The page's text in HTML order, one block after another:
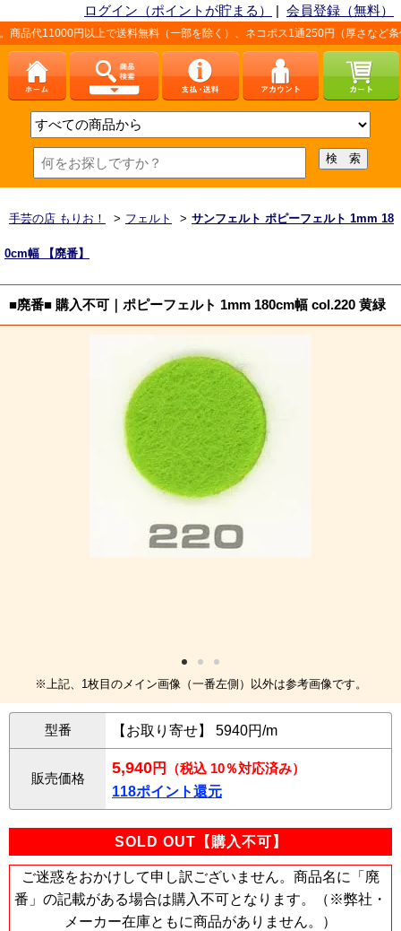
ログイン（ポイントが貯まる） | 会員登録（無料）
上で送料無料（一部を除く）、ネコポス1通250円（厚さなど条件あり）。詳
手芸の店 もりお！ > フェルト > サンフェルト ポピーフェルト 1mm 18
0cm幅 【廃番】
■廃番■ 購入不可｜ポピーフェルト 1mm 180cm幅 col.220 黄緑
※上記、1枚目のメイン画像（一番左側）以外は参考画像です。
型番 【お取り寄せ】 5940円/m
販売価格
5,940円
（税込 10％対応済み）
118ポイント還元
SOLD OUT【購入不可】
ご迷惑をおかけして申し訳ございません。商品名に「廃
番」の記載がある場合は購入不可となります。（※弊社・
メーカー在庫ともに商品がありません。）